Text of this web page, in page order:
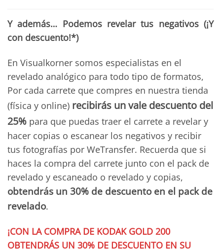
Y además… Podemos revelar tus negativos (¡Y
con descuento!*)
En Visualkorner somos especialistas en el
revelado analógico para todo tipo de formatos,
Por cada carrete que compres en nuestra tienda
(física y online) recibirás un vale descuento del
25% para que puedas traer el carrete a revelar y
hacer copias o escanear los negativos y recibir
tus fotografías por WeTransfer. Recuerda que si
haces la compra del carrete junto con el pack de
revelado y escaneado o revelado y copias,
obtendrás un 30% de descuento en el pack de
revelado.
¡CON LA COMPRA DE KODAK GOLD 200
OBTENDRÁS UN 30% DE DESCUENTO EN SU